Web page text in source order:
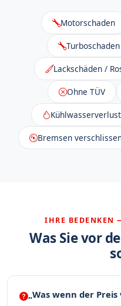
Motorschaden
Turboschaden
Lackschäden /
Ohne TÜV
Kühlwasserverlust
Bremsen
IHRE BEDENKEN
Was Sie vor
„Was wenn der